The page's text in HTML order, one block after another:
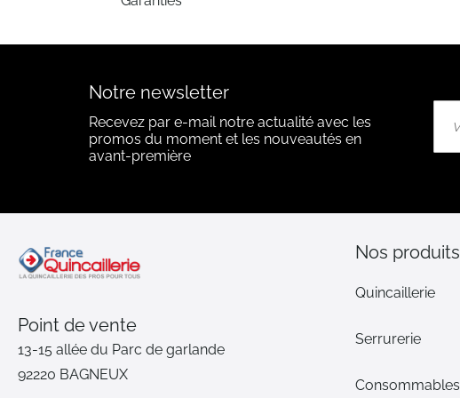
Notre newsletter
Recevez par e-mail notre actualité avec les
promos du moment et les nouveautés en
avant-première
notre
:
Point de vente
13-15 allée du Parc de garlande
92220 BAGNEUX
Nos produits
Quincaillerie
Serrurerie
Consommables